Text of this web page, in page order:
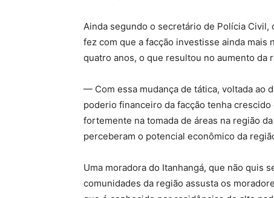
Ainda segundo o secretário de Polícia
fez com que a facção investisse ainda mais
quatro anos, o que resultou no aumento da
— Com essa mudança de tática, voltada ao
poderio financeiro da facção tenha
fortemente na tomada de áreas na região
perceberam o potencial econômico da
Uma moradora do Itanhangá, que não quis
comunidades da região assusta os